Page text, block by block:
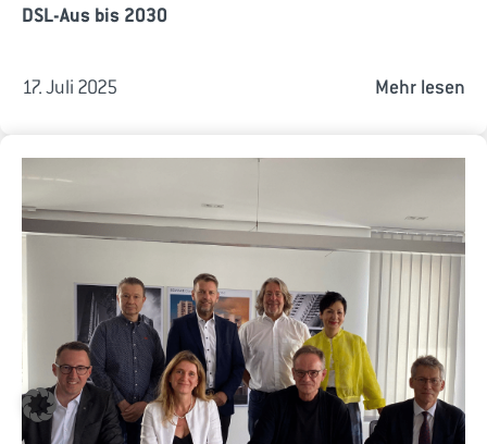
DSL-Aus bis 2030
17. Juli 2025 Mehr lesen